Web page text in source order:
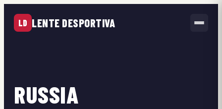
LD LENTE DESPORTIVA
RUSSIA